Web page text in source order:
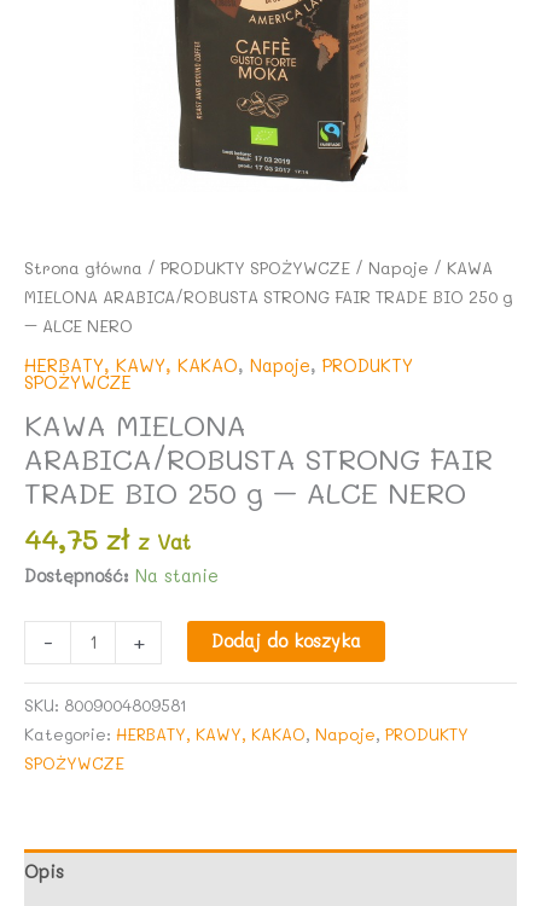
Strona główna / PRODUKTY SPOŻYWCZE / Napoje / KAWA
MIELONA ARABICA/ROBUSTA STRONG FAIR TRADE BIO 250 g
– ALCE NERO
HERBATY, KAWY, KAKAO, Napoje, PRODUKTY
SPOŻYWCZE
KAWA MIELONA
ARABICA/ROBUSTA STRONG FAIR
TRADE BIO 250 g – ALCE NERO
44,75 zł z Vat
Dostępność: Na stanie
-
KAWA
MIELONA
STRONG
250
+ Dodaj do koszyka
SKU: 8009004809581
Kategorie: HERBATY, KAWY, KAKAO, Napoje, PRODUKTY
SPOŻYWCZE
Opis